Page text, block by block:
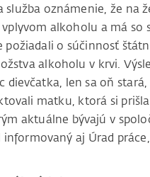
oznámenie, že na
alkoholu a má so
o súčinnosť
alkoholu v krvi.
len sa oň
matku, ktorá si prišla
aktuálne bývajú v
aj Úrad